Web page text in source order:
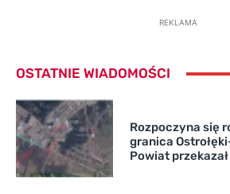
REKLAMA
OSTATNIE WIADOMOŚCI
Rozpoczyna się
granica
Powiat